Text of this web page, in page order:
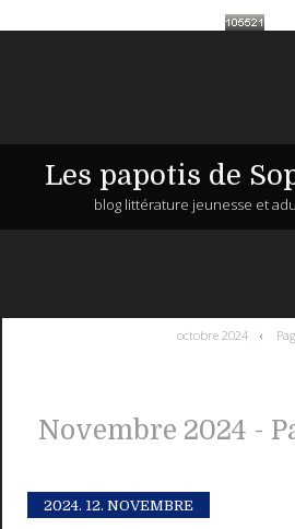
Les papotis de
blog littérature jeunesse et
octobre 2024
Novembre 2024 -
2024. 12. NOVEMBRE